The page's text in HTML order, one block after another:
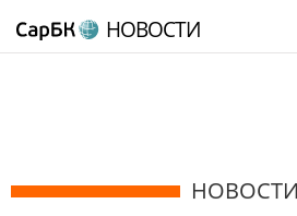
НОВОСТИ
НОВОСТИ